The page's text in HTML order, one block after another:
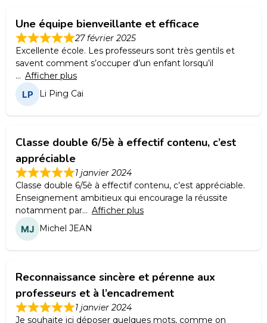
Une équipe bienveillante et efficace
27 février 2025
Excellente école. Les professeurs sont très gentils et
savent comment s’occuper d’un enfant lorsqu’il
Afficher plus
Li Ping Cai
Classe double 6/5è à effectif contenu, c’est
appréciable
1 janvier 2024
Classe double 6/5è à effectif contenu, c’est appréciable.
Enseignement ambitieux qui encourage la réussite
notamment par
Afficher plus
Michel JEAN
Reconnaissance sincère et pérenne aux
professeurs et à l’encadrement
1 janvier 2024
Je souhaite ici déposer quelques mots, comme on